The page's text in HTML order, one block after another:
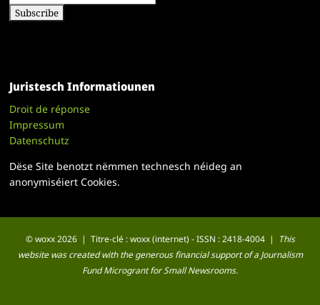
Juristesch Informatiounen
Droit de réponse
Impressum
Datenschutz
Dëse Site benotzt nëmmen technesch néideg an
anonymiséiert Cookies.
© woxx 2026 | Titre-clé : woxx (internet) - ISSN : 2418-4004 |
This
website was created with the generous financial support of a Journalism
Fund Microgrant for Small Newsrooms.